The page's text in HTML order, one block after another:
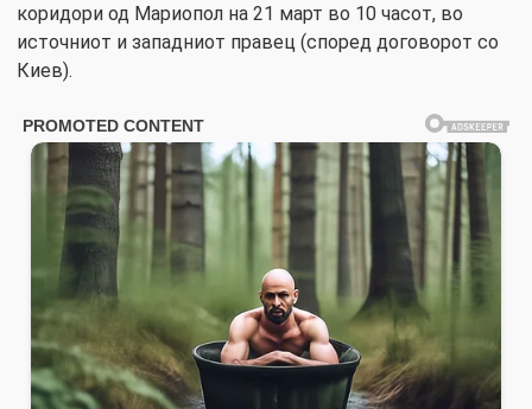
коридори од Мариопол на 21 март во 10 часот, во
источниот и западниот правец (според договорот со
Киев).